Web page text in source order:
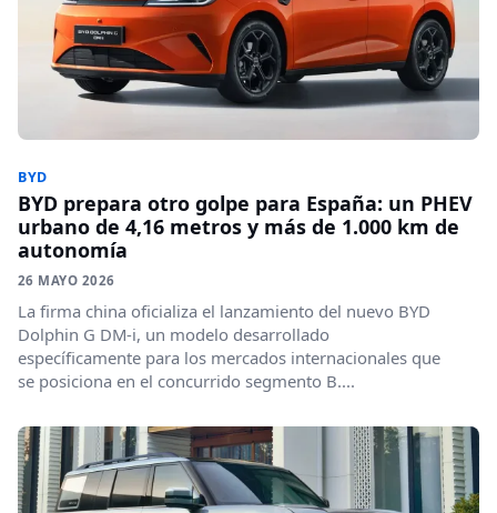
BYD
BYD prepara otro golpe para España: un PHEV
urbano de 4,16 metros y más de 1.000 km de
autonomía
26 MAYO 2026
La firma china oficializa el lanzamiento del nuevo BYD
Dolphin G DM-i, un modelo desarrollado
específicamente para los mercados internacionales que
se posiciona en el concurrido segmento B....